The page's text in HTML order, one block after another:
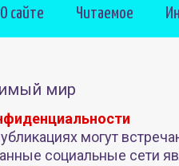
О сайте Читаемое
мир
могут
социальные сети